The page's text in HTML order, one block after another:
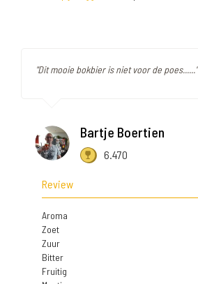
"Dit mooie bokbier is niet voor de poes......"
Bartje Boertien
6.470
Review
Aroma
Zoet
Zuur
Bitter
Fruitig